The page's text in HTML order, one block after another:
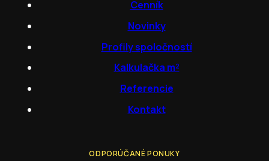
Cenník
Novinky
Profily spoločností
Kalkulačka m²
Referencie
Kontakt
ODPORÚČANÉ PONUKY